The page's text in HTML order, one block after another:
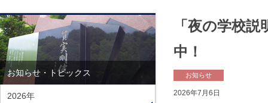
「夜の学校
中！
お知らせ
2026年7月6日
お知らせ・トピックス
2026年